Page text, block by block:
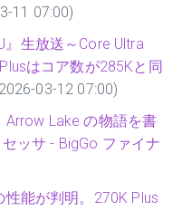
11 07:00)
』生放送～Core Ultra
はコア数が285Kと同
03-12 07:00)
Arrow Lake の物語を書
ッサ - BigGo ファイナ
性能が判明。270K Plus